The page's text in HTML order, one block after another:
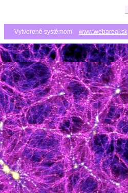
Vytvorené systémom www.webareal.sk